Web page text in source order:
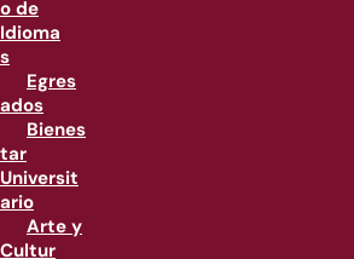
o de
Idioma
s
Egres
ados
Bienes
tar
Universit
ario
Arte y
Cultur